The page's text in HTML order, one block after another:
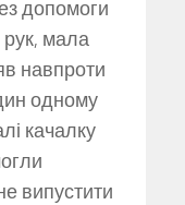
допомоги
рук, мала
навпроти
одному
качалку
випустити